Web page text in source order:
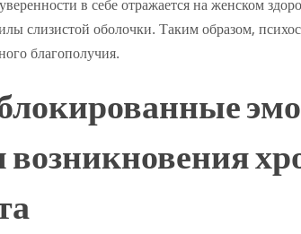
в себе отражается на женском
слизистой оболочки. Таким образом,
благополучия.